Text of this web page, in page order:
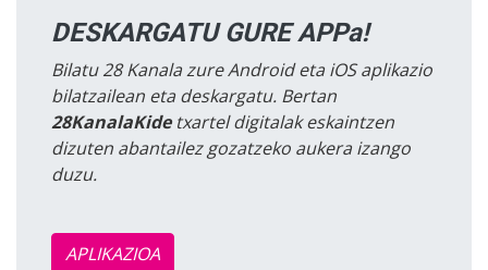
DESKARGATU GURE APPa!
Bilatu 28 Kanala zure Android eta iOS aplikazio
bilatzailean eta deskargatu. Bertan
28KanalaKidetxartel digitalak eskaintzen
dizuten abantailez gozatzeko aukera izango
duzu.
APLIKAZIOA